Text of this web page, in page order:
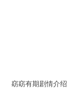
窈窈有期剧情介绍